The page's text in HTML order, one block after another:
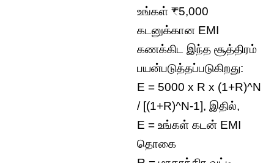
உங்கள் ₹5,000
கடனுக்கான EMI
கணக்கிட இந்த சூத்திரம்
பயன்படுத்தப்படுகிறது:
E = 5000 x R x (1+R)^N
/ [(1+R)^N-1], இதில்,
E = உங்கள் கடன் EMI
தொகை